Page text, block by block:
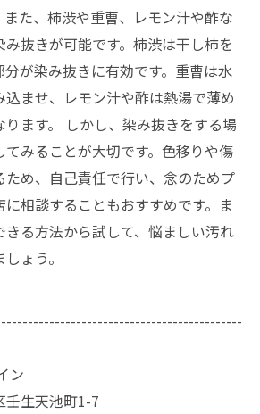
た、柿渋や重曹、レモン汁や酢な
み抜きが可能です。柿渋は干し柿を
が染み抜きに有効です。重曹は水
込ませ、レモン汁や酢は熱湯で薄め
ます。 しかし、染み抜きをする場
みることが大切です。色移りや傷
ため、自己責任で行い、念のためプ
相談することもおすすめです。ま
る方法から試して、悩ましい汚れ
ょう。
ン
壬生天池町1-7